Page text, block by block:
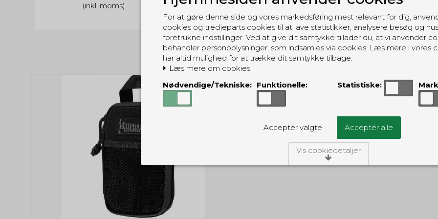
(inkl. moms) (inkl. moms) (inkl. moms)
RELATEREDE PRODUKTER
Maxpedition Micro Pocket Organizer
For at gøre denne side og vores markedsføring mest relevant for dig,
cookies og tredjeparts cookies til at lave statistikker, analysere besøg og
foretrukne indstillinger. Ved at give dit samtykke tillader du, at vi anvender
behandler personoplysninger, som indsamles via cookies. Læs mere i vores
har altid mulighed for at trække dit samtykke tilbage.
Læs mere om cookies
Nødvendige/Tekniske: Funktionelle: Statistiske:
Acceptér valgte Acceptér alle
Vis cookiedetaljer
Tekniske cookies er nødvendige for, at langt de fleste hjemmesider
Som navnet angiver, har de kun teknisk betydning og dermed ikke
privatsfære, idet de ikke registrerer, hvad du søger efter på andre